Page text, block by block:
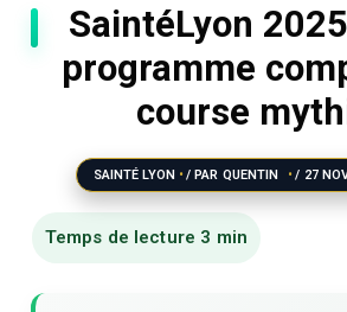
SaintéLyon
programme
course
SAINTÉ LYON / PAR QUENTIN / 27